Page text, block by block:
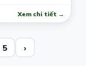
Xem chi tiết →
5 ›